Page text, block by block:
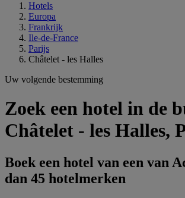
Hotels
Europa
Frankrijk
Ile-de-France
Parijs
Châtelet - les Halles
Uw volgende bestemming
Zoek een hotel in de
Châtelet - les Halles,
Boek een hotel van een van
dan 45 hotelmerken